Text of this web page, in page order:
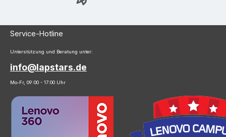
Service-Hotline
Unterstützung und Beratung unter:
info@lapstars.de
Mo-Fr, 09:00 - 17:00 Uhr